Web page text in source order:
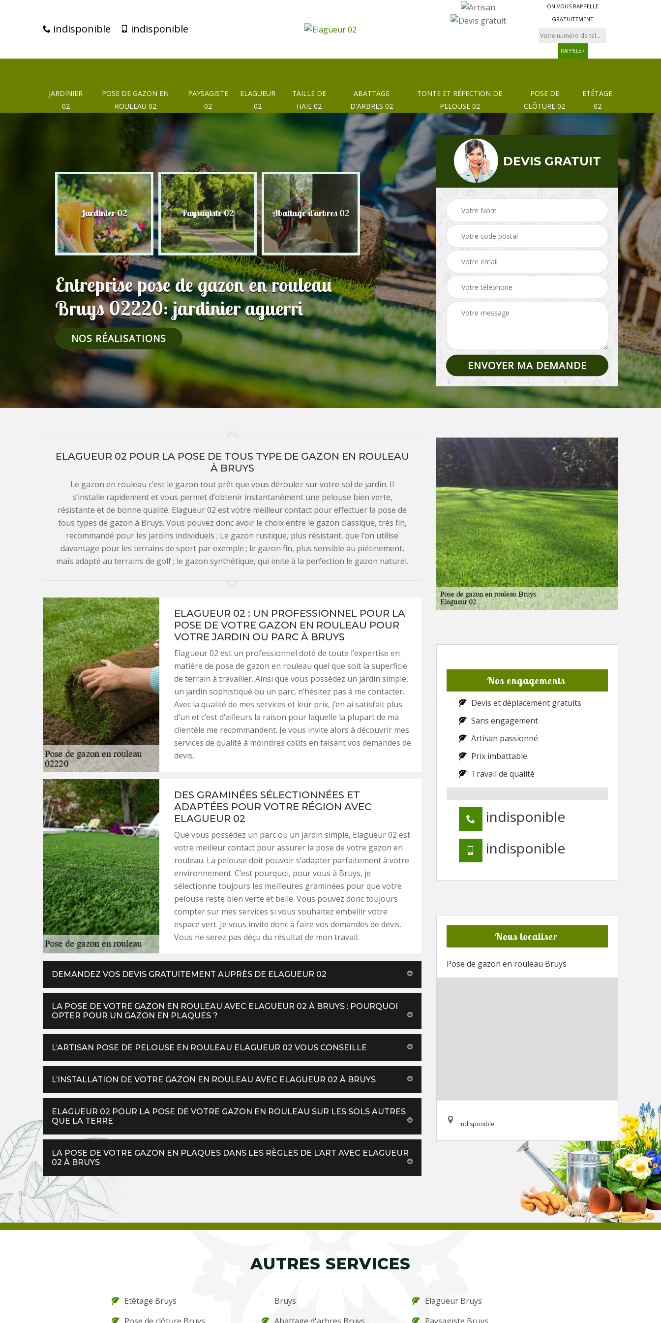
indisponible indisponible
ON VOUS RAPPELLE
GRATUITEMENT
JARDINIER
02
POSE DE GAZON EN
ROULEAU 02
PAYSAGISTE
02
ELAGUEUR
02
TAILLE DE
HAIE 02
ABATTAGE
D'ARBRES 02
TONTE ET RÉFECTION DE
PELOUSE 02
POSE DE
CLÔTURE 02
ETÊTAGE
02
Jardinier 02 Paysagiste 02 Abattage d'arbres 02 Taille de haie 02 Pose de clôture et Etêtage 02
Entreprise pose de gazon en rouleau
Bruys 02220: jardinier aguerri
NOS RÉALISATIONS
DEVIS GRATUIT
ELAGUEUR 02 POUR LA POSE DE TOUS TYPE DE GAZON EN ROULEAU
À BRUYS
Le gazon en rouleau c’est le gazon tout prêt que vous déroulez sur votre sol de jardin. Il
s’installe rapidement et vous permet d’obtenir instantanément une pelouse bien verte,
résistante et de bonne qualité. Elagueur 02 est votre meilleur contact pour effectuer la pose de
tous types de gazon à Bruys. Vous pouvez donc avoir le choix entre le gazon classique, très fin,
recommandé pour les jardins individuels ; Le gazon rustique, plus résistant, que l’on utilise
davantage pour les terrains de sport par exemple ; le gazon fin, plus sensible au piétinement,
mais adapté au terrains de golf ; le gazon synthétique, qui imite à la perfection le gazon naturel.
ELAGUEUR 02 : UN PROFESSIONNEL POUR LA
POSE DE VOTRE GAZON EN ROULEAU POUR
VOTRE JARDIN OU PARC À BRUYS
Elagueur 02 est un professionnel doté de toute l’expertise en
matière de pose de gazon en rouleau quel que soit la superficie
de terrain à travailler. Ainsi que vous possédez un jardin simple,
un jardin sophistiqué ou un parc, n’hésitez pas à me contacter.
Avec la qualité de mes services et leur prix, j’en ai satisfait plus
d’un et c’est d’ailleurs la raison pour laquelle la plupart de ma
clientèle me recommandent. Je vous invite alors à découvrir mes
services de qualité à moindres coûts en faisant vos demandes de
devis.
DES GRAMINÉES SÉLECTIONNÉES ET
ADAPTÉES POUR VOTRE RÉGION AVEC
ELAGUEUR 02
Que vous possédez un parc ou un jardin simple, Elagueur 02 est
votre meilleur contact pour assurer la pose de votre gazon en
rouleau. La pelouse doit pouvoir s’adapter parfaitement à votre
environnement. C’est pourquoi, pour vous à Bruys, je
sélectionne toujours les meilleures graminées pour que votre
pelouse reste bien verte et belle. Vous pouvez donc toujours
compter sur mes services si vous souhaitez embellir votre
espace vert. Je vous invite donc à faire vos demandes de devis.
Vous ne serez pas déçu du résultat de mon travail.
DEMANDEZ VOS DEVIS GRATUITEMENT AUPRÈS DE ELAGUEUR 02
LA POSE DE VOTRE GAZON EN ROULEAU AVEC ELAGUEUR 02 À BRUYS : POURQUOI
OPTER POUR UN GAZON EN PLAQUES ?
L’ARTISAN POSE DE PELOUSE EN ROULEAU ELAGUEUR 02 VOUS CONSEILLE
L’INSTALLATION DE VOTRE GAZON EN ROULEAU AVEC ELAGUEUR 02 À BRUYS
ELAGUEUR 02 POUR LA POSE DE VOTRE GAZON EN ROULEAU SUR LES SOLS AUTRES
QUE LA TERRE
LA POSE DE VOTRE GAZON EN PLAQUES DANS LES RÈGLES DE L’ART AVEC ELAGUEUR
02 À BRUYS
Nos engagements
Devis et déplacement gratuits
Sans engagement
Artisan passionné
Prix imbattable
Travail de qualité
indisponible
indisponible
Nous localiser
Pose de gazon en rouleau Bruys
indisponible
AUTRES SERVICES
Etêtage Bruys
Bruys
Elagueur Bruys